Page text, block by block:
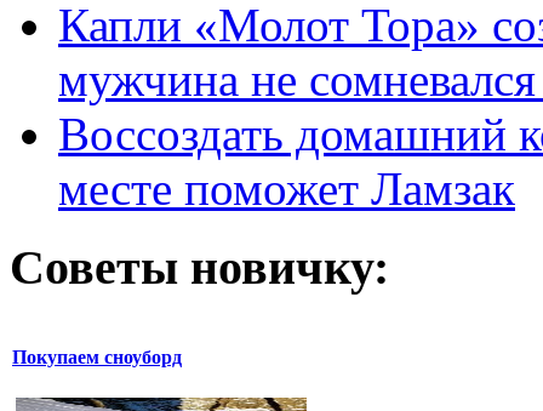
Капли «Молот Тора»
мужчина не
Воссоздать домашний
месте поможет Ламзак
Советы новичку:
Покупаем сноуборд